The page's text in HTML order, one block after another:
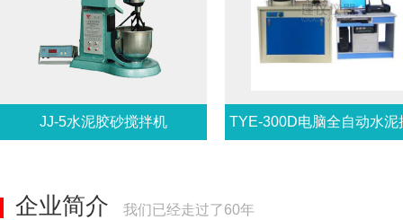
JJ-5水泥胶砂搅拌机 TYE-300D电脑全自动水泥
企业简介 我们已经走过了60年